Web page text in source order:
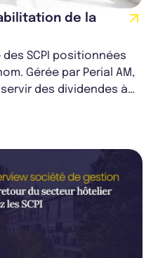
de la
des SCPI positionnées
Gérée par Perial AM,
des dividendes à
son pa...